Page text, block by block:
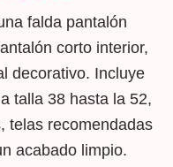
falda pantalón
corto interior,
decorativo. Incluye
talla 38 hasta la 52,
telas recomendadas
acabado limpio.